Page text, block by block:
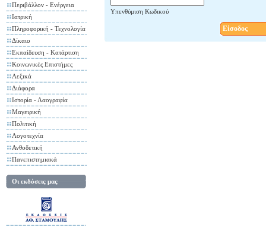
Περιβάλλον - Ενέργεια
Ιατρική
Πληροφορική - Τεχνολογία
Δίκαιο
Εκπαίδευση - Κατάρτιση
Κοινωνικές Επιστήμες
Λεξικά
Διάφορα
Ιστορία - Λαογραφία
Μαγειρική
Πολιτική
Λογοτεχνία
Ανθοδετική
Πανεπιστημιακά
Οι εκδόσεις μας
Υπενθύμιση Κωδικού
Είσοδος